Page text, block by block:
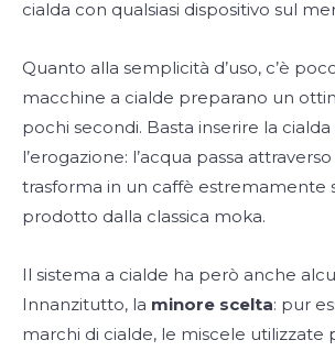
cialda con qualsiasi dispositivo sul
Quanto alla semplicità d’uso, c’è
macchine a cialde preparano un
pochi secondi. Basta inserire la cialda
l’erogazione: l’acqua passa
trasforma in un caffè estremamente
prodotto dalla classica moka.
Il sistema a cialde ha però anche
Innanzitutto, la minore scelta: pur
marchi di cialde, le miscele utilizzate